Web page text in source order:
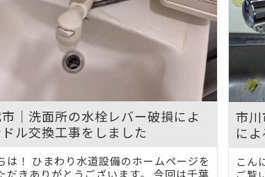
｜洗面所の水栓レバー破損によ
ル交換工事をしました
は！ ひまわり水道設備のホームページを
だきありがとうございます。 今回は千葉
市
に
こん